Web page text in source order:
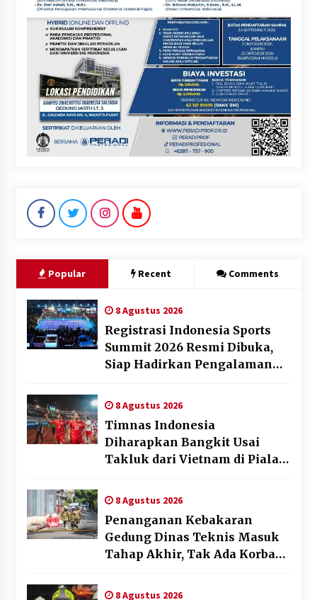
Popular Recent Comments
8 Agustus 2026
Registrasi Indonesia Sports
Summit 2026 Resmi Dibuka,
Siap Hadirkan Pengalaman
8 Agustus 2026
Timnas Indonesia
Diharapkan Bangkit Usai
Takluk dari Vietnam di Piala
8 Agustus 2026
Penanganan Kebakaran
Gedung Dinas Teknis Masuk
Tahap Akhir, Tak Ada Korban
8 Agustus 2026